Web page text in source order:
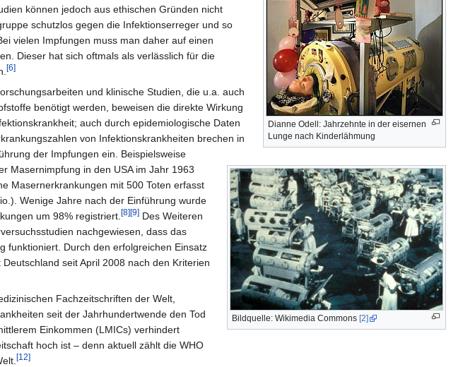
Dianne Odell: Jahrzehnte in der eisernen
Lunge nach Kinderlähmung
Bildquelle: Wikimedia Commons [2]
können jedoch aus ethischen Gründen nicht
schutzlos gegen die Infektionserreger und so
vielen Impfungen muss man daher auf einen
Dieser hat sich oftmals als verlässlich für die
[6]
und klinische Studien, die u.a. auch
benötigt werden, beweisen die direkte Wirkung
auch durch epidemiologische Daten
von Infektionskrankheiten brechen in
der Impfungen ein. Beispielsweise
Masernimpfung in den USA im Jahr 1963
Masernerkrankungen mit 500 Toten erfasst
Wenige Jahre nach der Einführung wurde
um 98% registriert. [8][9]Des Weiteren
nachgewiesen, dass das
funktioniert. Durch den erfolgreichen Einsatz
seit April 2008 nach den Kriterien
Fachzeitschriften der Welt,
seit der Jahrhundertwende den Tod
Einkommen (LMICs) verhindert
hoch ist – denn aktuell zählt die WHO
[12]